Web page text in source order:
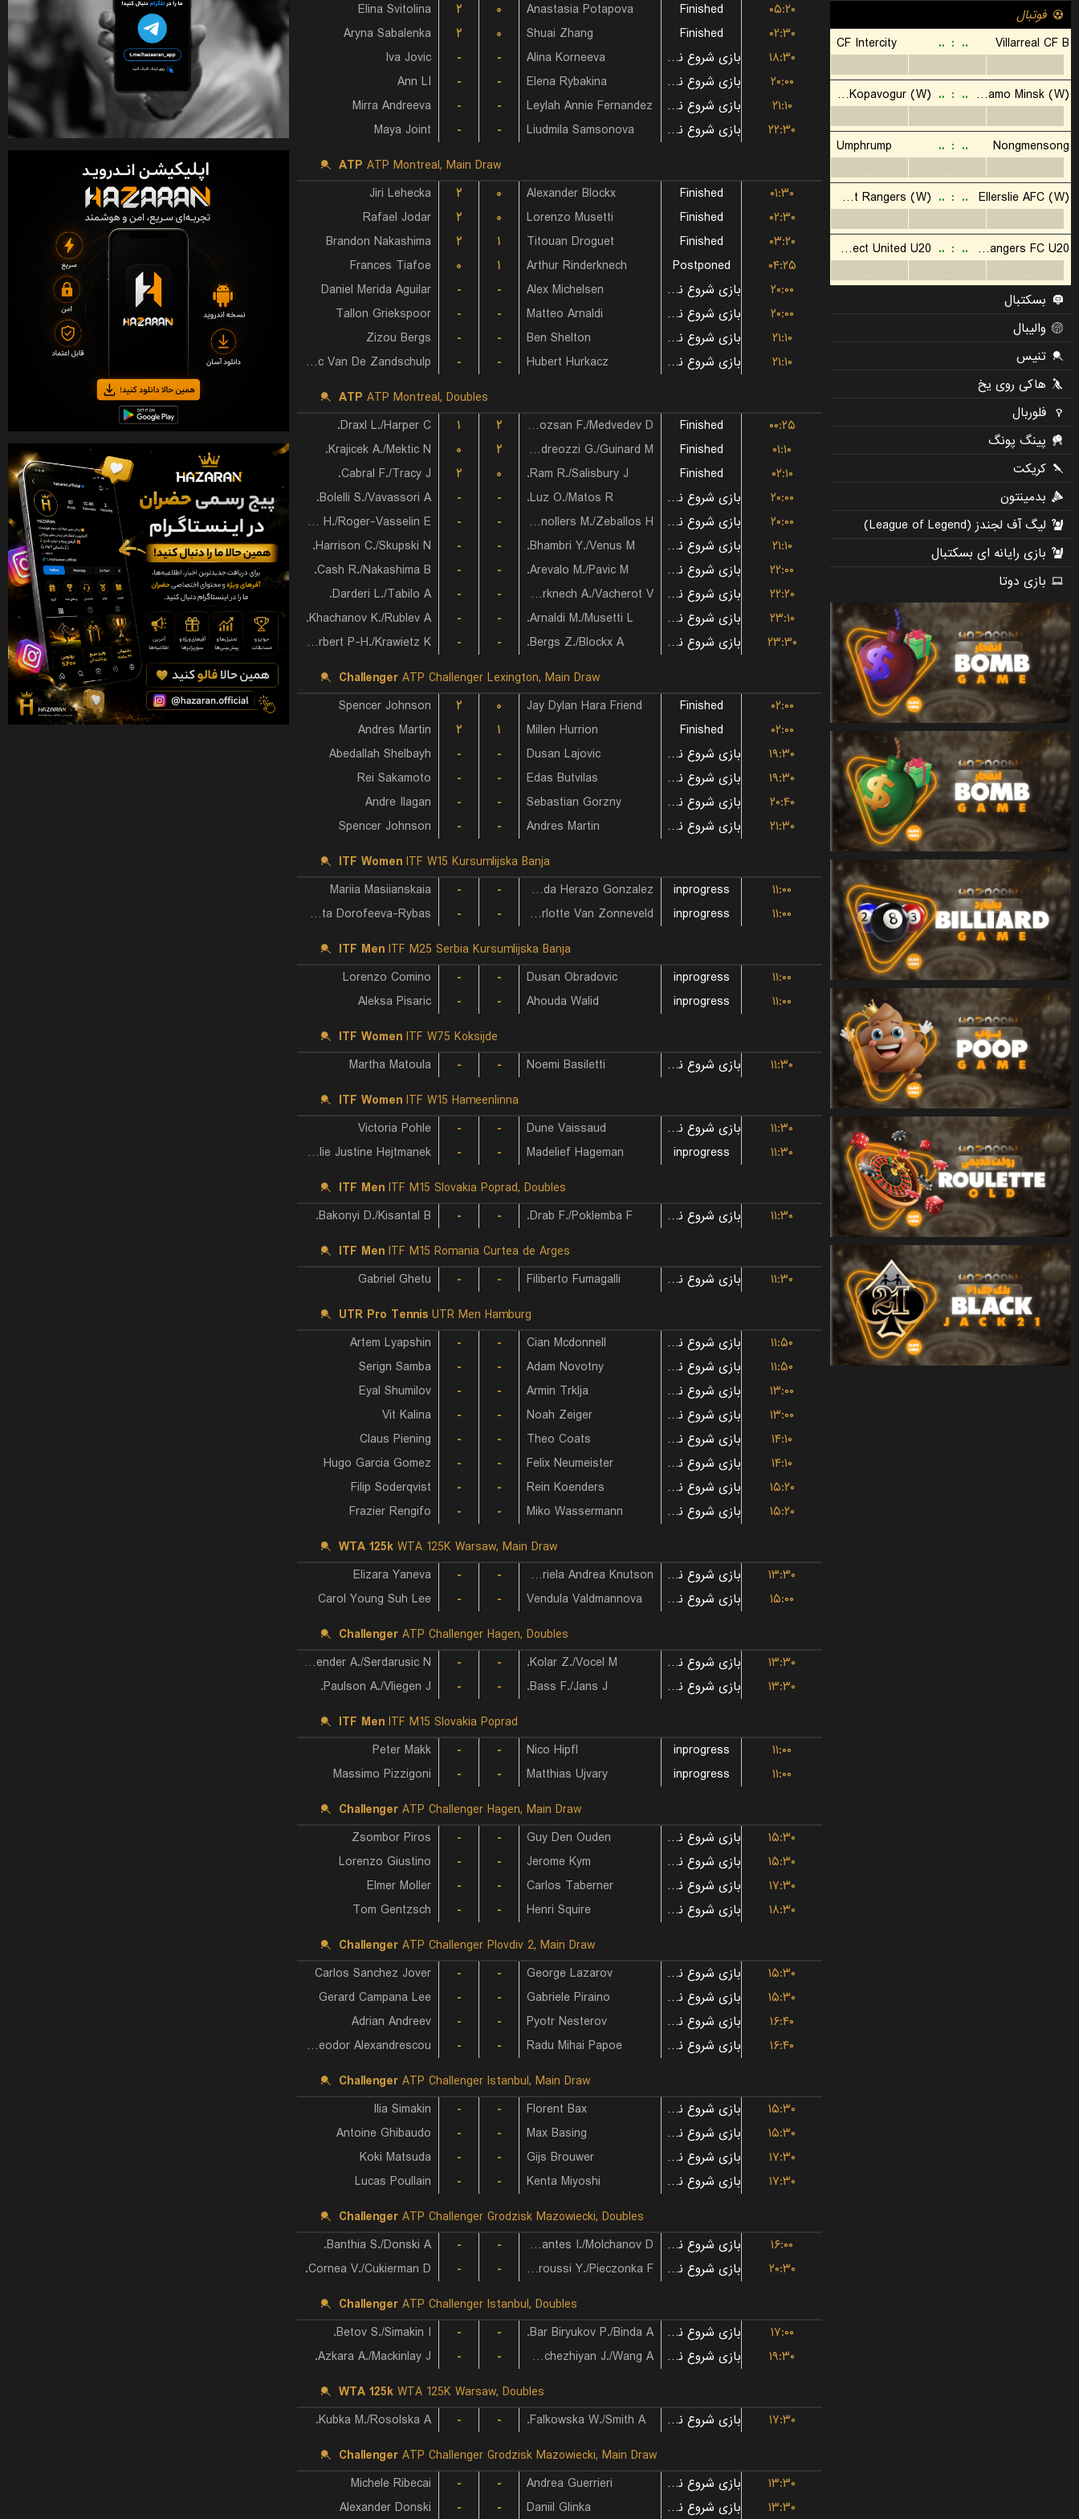
Elina Svitolina
۲ ۰ Anastasia Potapova Finished
۰۵:۲۰
Aryna Sabalenka
۲ ۰ Shuai Zhang Finished
۰۲:۳۰
Iva Jovic
- - Alina Korneeva بازی شروع نشده است
۱۸:۳۰
Ann LI
- - Elena Rybakina بازی شروع نشده است
۲۰:۰۰
Mirra Andreeva
- - Leylah Annie Fernandez بازی شروع نشده است
۲۱:۱۰
Maya Joint
- - Liudmila Samsonova بازی شروع نشده است
۲۲:۳۰
ATP ATP Montreal, Main Draw
Jiri Lehecka
۲ ۰ Alexander Blockx Finished
۰۱:۳۰
Rafael Jodar
۲ ۰ Lorenzo Musetti Finished
۰۲:۳۰
Brandon Nakashima
۲ ۱ Titouan Droguet Finished
۰۳:۲۰
Frances Tiafoe
۰ ۱ Arthur Rinderknech Postponed
۰۴:۲۵
Daniel Merida Aguilar
- - Alex Michelsen بازی شروع نشده است
۲۰:۰۰
Tallon Griekspoor
- - Matteo Arnaldi بازی شروع نشده است
۲۰:۰۰
Zizou Bergs
- - Ben Shelton بازی شروع نشده است
۲۱:۱۰
Botic Van De Zandschulp
- - Hubert Hurkacz بازی شروع نشده است
۲۱:۱۰
ATP ATP Montreal, Doubles
Draxl L./Harper C.
۱ ۲ Marozsan F./Medvedev D. Finished
۰۰:۲۵
Krajicek A./Mektic N.
۰ ۲ Andreozzi G./Guinard M. Finished
۰۱:۱۰
Cabral F./Tracy J.
۲ ۰ Ram R./Salisbury J. Finished
۰۲:۱۰
Bolelli S./Vavassori A.
- - Luz O./Matos R. بازی شروع نشده است
۲۰:۰۰
Nys H./Roger-Vasselin E.
- - Granollers M./Zeballos H. بازی شروع نشده است
۲۰:۰۰
Harrison C./Skupski N.
- - Bhambri Y./Venus M. بازی شروع نشده است
۲۱:۱۰
Cash R./Nakashima B.
- - Arevalo M./Pavic M. بازی شروع نشده است
۲۲:۰۰
Darderi L./Tabilo A.
- - Rinderknech A./Vacherot V. بازی شروع نشده است
۲۲:۲۰
Khachanov K./Rublev A.
- - Arnaldi M./Musetti L. بازی شروع نشده است
۲۳:۱۰
Herbert P-H./Krawietz K.
- - Bergs Z./Blockx A. بازی شروع نشده است
۲۳:۳۰
Challenger ATP Challenger Lexington, Main Draw
Spencer Johnson
۲ ۰ Jay Dylan Hara Friend Finished
۰۲:۰۰
Andres Martin
۲ ۱ Millen Hurrion Finished
۰۲:۰۰
Abedallah Shelbayh
- - Dusan Lajovic بازی شروع نشده است
۱۹:۳۰
Rei Sakamoto
- - Edas Butvilas بازی شروع نشده است
۱۹:۳۰
Andre Ilagan
- - Sebastian Gorzny بازی شروع نشده است
۲۰:۴۰
Spencer Johnson
- - Andres Martin بازی شروع نشده است
۲۱:۳۰
ITF Women ITF W15 Kursumlijska Banja
Mariia Masiianskaia
- - Maria Fernanda Herazo Gonzalez inprogress
۱۱:۰۰
Felitsata Dorofeeva-Rybas
- - Charlotte Van Zonneveld inprogress
۱۱:۰۰
ITF Men ITF M25 Serbia Kursumlijska Banja
Lorenzo Comino
- - Dusan Obradovic inprogress
۱۱:۰۰
Aleksa Pisaric
- - Ahouda Walid inprogress
۱۱:۰۰
ITF Women ITF W75 Koksijde
Martha Matoula
- - Noemi Basiletti بازی شروع نشده است
۱۱:۳۰
ITF Women ITF W15 Hameenlinna
Victoria Pohle
- - Dune Vaissaud بازی شروع نشده است
۱۱:۳۰
Amelie Justine Hejtmanek
- - Madelief Hageman inprogress
۱۱:۳۰
ITF Men ITF M15 Slovakia Poprad, Doubles
Bakonyi D./Kisantal B.
- - Drab F./Poklemba F. بازی شروع نشده است
۱۱:۳۰
ITF Men ITF M15 Romania Curtea de Arges
Gabriel Ghetu
- - Filiberto Fumagalli بازی شروع نشده است
۱۱:۳۰
UTR Pro Tennis UTR Men Hamburg
Artem Lyapshin
- - Cian Mcdonnell بازی شروع نشده است
۱۱:۵۰
Serign Samba
- - Adam Novotny بازی شروع نشده است
۱۱:۵۰
Eyal Shumilov
- - Armin Trklja بازی شروع نشده است
۱۳:۰۰
Vit Kalina
- - Noah Zeiger بازی شروع نشده است
۱۳:۰۰
Claus Piening
- - Theo Coats بازی شروع نشده است
۱۴:۱۰
Hugo Garcia Gomez
- - Felix Neumeister بازی شروع نشده است
۱۴:۱۰
Filip Soderqvist
- - Rein Koenders بازی شروع نشده است
۱۵:۲۰
Frazier Rengifo
- - Miko Wassermann بازی شروع نشده است
۱۵:۲۰
WTA 125k WTA 125K Warsaw, Main Draw
Elizara Yaneva
- - Gabriela Andrea Knutson بازی شروع نشده است
۱۳:۳۰
Carol Young Suh Lee
- - Vendula Valdmannova بازی شروع نشده است
۱۵:۰۰
Challenger ATP Challenger Hagen, Doubles
Kalender A./Serdarusic N.
- - Kolar Z./Vocel M. بازی شروع نشده است
۱۳:۳۰
Paulson A./Vliegen J.
- - Bass F./Jans J. بازی شروع نشده است
۱۳:۳۰
ITF Men ITF M15 Slovakia Poprad
Peter Makk
- - Nico Hipfl inprogress
۱۱:۰۰
Massimo Pizzigoni
- - Matthias Ujvary inprogress
۱۱:۰۰
Challenger ATP Challenger Hagen, Main Draw
Zsombor Piros
- - Guy Den Ouden بازی شروع نشده است
۱۵:۳۰
Lorenzo Giustino
- - Jerome Kym بازی شروع نشده است
۱۵:۳۰
Elmer Moller
- - Carlos Taberner بازی شروع نشده است
۱۷:۳۰
Tom Gentzsch
- - Henri Squire بازی شروع نشده است
۱۸:۳۰
Challenger ATP Challenger Plovdiv 2, Main Draw
Carlos Sanchez Jover
- - George Lazarov بازی شروع نشده است
۱۵:۳۰
Gerard Campana Lee
- - Gabriele Piraino بازی شروع نشده است
۱۵:۳۰
Adrian Andreev
- - Pyotr Nesterov بازی شروع نشده است
۱۶:۴۰
Yannick Theodor Alexandrescou
- - Radu Mihai Papoe بازی شروع نشده است
۱۶:۴۰
Challenger ATP Challenger Istanbul, Main Draw
Ilia Simakin
- - Florent Bax بازی شروع نشده است
۱۵:۳۰
Antoine Ghibaudo
- - Max Basing بازی شروع نشده است
۱۵:۳۰
Koki Matsuda
- - Gijs Brouwer بازی شروع نشده است
۱۷:۳۰
Lucas Poullain
- - Kenta Miyoshi بازی شروع نشده است
۱۷:۳۰
Challenger ATP Challenger Grodzisk Mazowiecki, Doubles
Banthia S./Donski A.
- - Cervantes I./Molchanov D. بازی شروع نشده است
۱۶:۰۰
Cornea V./Cukierman D.
- - Lalami Laaroussi Y./Pieczonka F. بازی شروع نشده است
۲۰:۳۰
Challenger ATP Challenger Istanbul, Doubles
Betov S./Simakin I.
- - Bar Biryukov P./Binda A. بازی شروع نشده است
۱۷:۰۰
Azkara A./Mackinlay J.
- - Nedunchezhiyan J./Wang A. بازی شروع نشده است
۱۹:۳۰
WTA 125k WTA 125K Warsaw, Doubles
Kubka M./Rosolska A.
- - Falkowska W./Smith A. بازی شروع نشده است
۱۷:۳۰
Challenger ATP Challenger Grodzisk Mazowiecki, Main Draw
Michele Ribecai
- - Andrea Guerrieri بازی شروع نشده است
۱۳:۳۰
Alexander Donski
- - Daniil Glinka بازی شروع نشده است ۱۳:۳۰